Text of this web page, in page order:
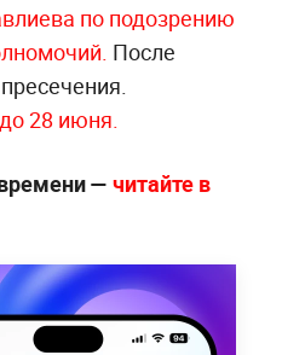
по подозрению
После
28 июня.
— читайте в